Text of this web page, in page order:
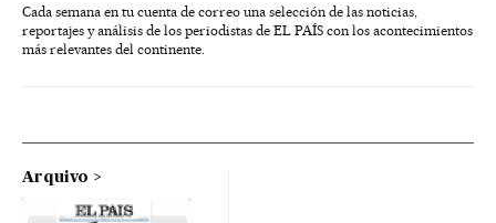
Cada semana en tu cuenta de correo una selección de las noticias,
reportajes y análisis de los periodistas de EL PAÍS con los acontecimientos
más relevantes del continente.
Arquivo